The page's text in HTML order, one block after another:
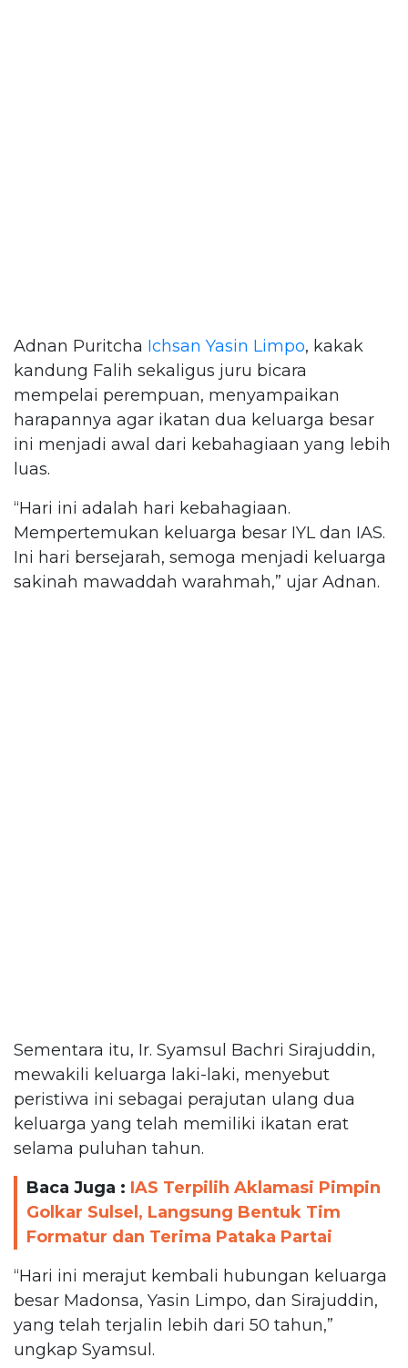
Adnan Puritcha Ichsan Yasin Limpo, kakak
kandung Falih sekaligus juru bicara
mempelai perempuan, menyampaikan
harapannya agar ikatan dua keluarga besar
ini menjadi awal dari kebahagiaan yang lebih
luas.
“Hari ini adalah hari kebahagiaan.
Mempertemukan keluarga besar IYL dan IAS.
Ini hari bersejarah, semoga menjadi keluarga
sakinah mawaddah warahmah,” ujar Adnan.
Sementara itu, Ir. Syamsul Bachri Sirajuddin,
mewakili keluarga laki-laki, menyebut
peristiwa ini sebagai perajutan ulang dua
keluarga yang telah memiliki ikatan erat
selama puluhan tahun.
Baca Juga : IAS Terpilih Aklamasi Pimpin
Golkar Sulsel, Langsung Bentuk Tim
Formatur dan Terima Pataka Partai
“Hari ini merajut kembali hubungan keluarga
besar Madonsa, Yasin Limpo, dan Sirajuddin,
yang telah terjalin lebih dari 50 tahun,”
ungkap Syamsul.